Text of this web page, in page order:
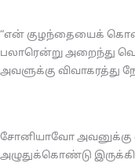
“என் குழந்தையைக்
பலாரென்று அறைந்து
அவளுக்கு விவாகரத்து
சோனியாவோ அவனுக்கு
அழுதுக்கொண்டு